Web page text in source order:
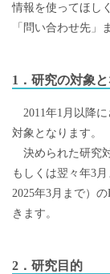
情報を使ってほし
「問い合わせ先」
1．研究の対象
2011年1月以降
対象となります。
決められた研究
もしくは翌々年3
2025年3月まで）
きます。
2．研究目的